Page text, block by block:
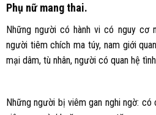
Phụ nữ mang thai.
Những người có hành vi có nguy cơ
người tiêm chích ma túy, nam giới
mại dâm, tù nhân, người có quan hệ
Những người bị viêm gan nghi ngờ: